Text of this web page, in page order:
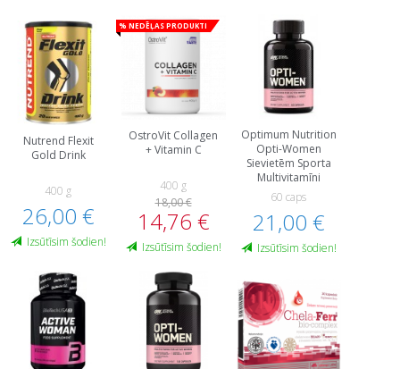
Nutrend Flexit
Gold Drink
400 g
26,00 €
Izsūtīsim šodien!
% Nedēļas produkti
OstroVit Collagen
+ Vitamin C
400 g
18,00 €
14,76 €
Izsūtīsim šodien!
Optimum Nutrition
Opti-Women
Sievietēm Sporta
Multivitamīni
60 caps
21,00 €
Izsūtīsim šodien!